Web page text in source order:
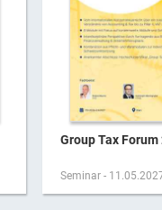
Group Tax Forum
Seminar -